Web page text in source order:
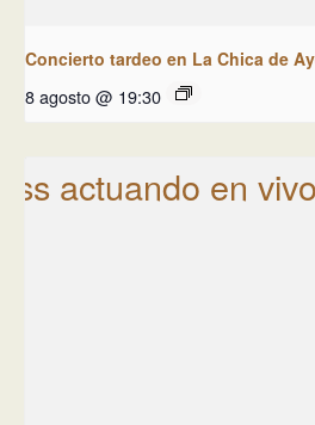
Concierto tardeo en La Chica de
8 agosto @ 19:30